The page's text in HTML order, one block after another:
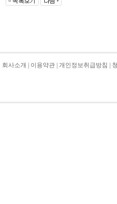
회사소개 이용약관 개인정보취급방침